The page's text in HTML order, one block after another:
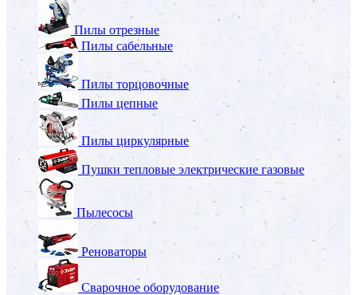
Пилы отрезные
Пилы сабельные
Пилы торцовочные
Пилы цепные
Пилы циркулярные
Пушки тепловые электрические газовые
Пылесосы
Реноваторы
Сварочное оборудование